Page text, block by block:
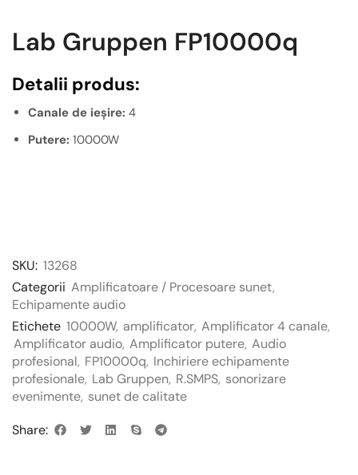
Lab Gruppen FP10000q
Detalii produs:
Canale de ieșire: 4
Putere: 10000W
SKU: 13268
Categorii Amplificatoare / Procesoare sunet,
Echipamente audio
Etichete 10000W, amplificator, Amplificator 4 canale,
Amplificator audio, Amplificator putere, Audio
profesional, FP10000q, Inchiriere echipamente
profesionale, Lab Gruppen, R.SMPS, sonorizare
evenimente, sunet de calitate
Share: